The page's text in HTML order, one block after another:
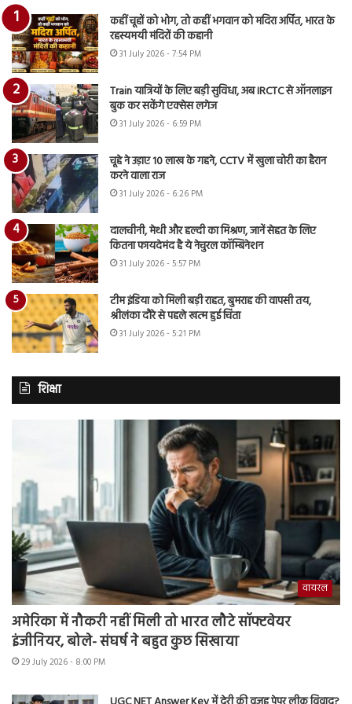
कहीं चूहों को भोग, तो कहीं भगवान को मदिरा अर्पित, भारत के
रहस्यमयी मंदिरों की कहानी
31 July 2026 - 7:54 PM
Train यात्रियों के लिए बड़ी सुविधा, अब IRCTC से ऑनलाइन
बुक कर सकेंगे एक्सेस लगेज
31 July 2026 - 6:59 PM
चूहे ने उड़ाए 10 लाख के गहने, CCTV में खुला चोरी का हैरान
करने वाला राज
31 July 2026 - 6:26 PM
दालचीनी, मेथी और हल्दी का मिश्रण, जानें सेहत के लिए
कितना फायदेमंद है ये नेचुरल कॉम्बिनेशन
31 July 2026 - 5:57 PM
टीम इंडिया को मिली बड़ी राहत, बुमराह की वापसी तय,
श्रीलंका दौरे से पहले खत्म हुई चिंता
31 July 2026 - 5:21 PM
शिक्षा
वायरल
अमेरिका में नौकरी नहीं मिली तो भारत लौटे सॉफ्टवेयर
इंजीनियर, बोले- संघर्ष ने बहुत कुछ सिखाया
29 July 2026 - 8:00 PM